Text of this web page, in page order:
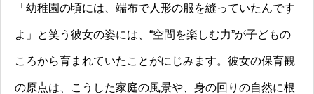
「幼稚園の頃には、端布で人形の服を縫っていたんです
よ」と笑う彼女の姿には、“空間を楽しむ力”が子どもの
ころから育まれていたことがにじみます。彼女の保育観
の原点は、こうした家庭の風景や、身の回りの自然に根